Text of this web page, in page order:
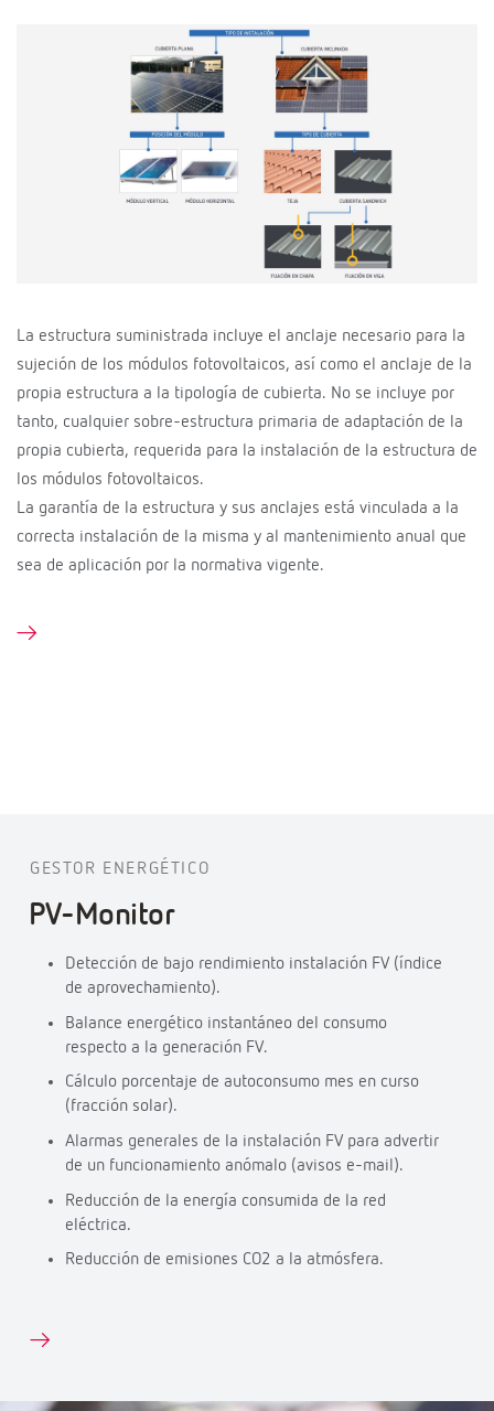
La estructura suministrada incluye el anclaje necesario para la
sujeción de los módulos fotovoltaicos, así como el anclaje de la
propia estructura a la tipología de cubierta. No se incluye por
tanto, cualquier sobre-estructura primaria de adaptación de la
propia cubierta, requerida para la instalación de la estructura de
los módulos fotovoltaicos.
La garantía de la estructura y sus anclajes está vinculada a la
correcta instalación de la misma y al mantenimiento anual que
sea de aplicación por la normativa vigente.
GESTOR ENERGÉTICO
PV-Monitor
Detección de bajo rendimiento instalación FV (índice
de aprovechamiento).
Balance energético instantáneo del consumo
respecto a la generación FV.
Cálculo porcentaje de autoconsumo mes en curso
(fracción solar).
Alarmas generales de la instalación FV para advertir
de un funcionamiento anómalo (avisos e-mail).
Reducción de la energía consumida de la red
eléctrica.
Reducción de emisiones CO2 a la atmósfera.